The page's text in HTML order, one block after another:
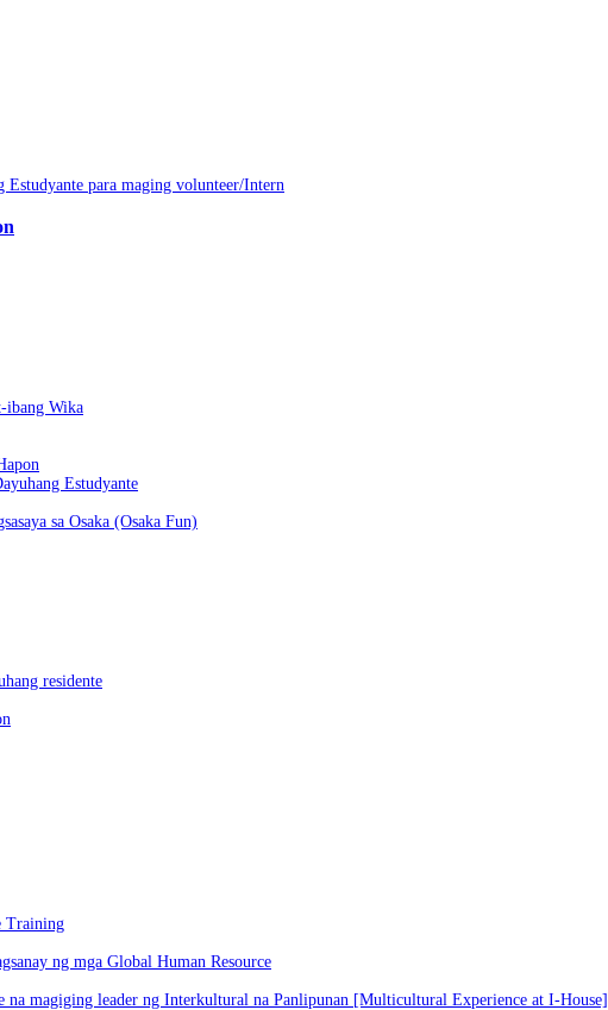
Estudyante para maging volunteer/Intern
ibang Wika
Estudyante
sa Osaka (Osaka Fun)
residente
Training
ng mga Global Human Resource
na magiging leader ng Interkultural na Panlipunan [Multicultural Experience at I-House]